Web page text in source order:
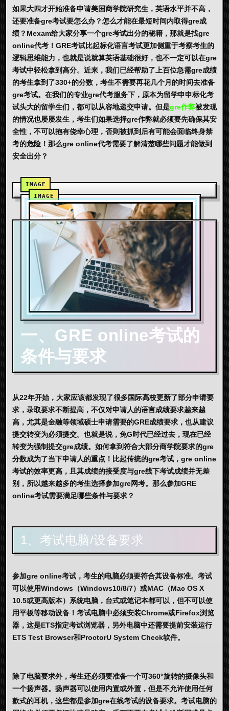
如果大四才开始准备申请美国商学院研究生，英语水平并不高，
还要准备gre考试要怎么办？怎么才能在最短时间内取得gre成
绩？Mexam给大家分享一个gre考试出分的秘籍，那就是找gre
online代考！GRE考试比起标化语言考试更加侧重于考察考生的
逻辑思维能力，也就是说就算英语基础很好，也不一定可以在gre
考试中轻松拿到高分。近来，我们已经帮助了上百位急需gre成绩
的考生拿到了330+的分数，考生不需要再花几个月的时间去准备
gre考试。在我们的专业gre代考服务下，原本为留学申申标化考
试头大的留学生们，都可以从容地递交申请。但是gre作弊被发现
的情况也屡屡发生，考生们如果选择gre作弊就必须要先确保其安
全性，不可以抱有侥幸心理，否则被抓到后有可能会面临终身禁
考的危险！那么gre online代考需要了解清楚哪些问题才能做到
安全出分？
一、GRE online考试的
条件与要求
从22年开始，大家应该都发现了很多国际高校更新了部分申请要
求，录取要求不断提高，不仅对申请人的语言成绩要求越来越
高，尤其是金融等领域硕士申请需要的GRE成绩要求，也从建议
提交转变为必须提交。也就是说，免G时代已经过去，现在已经
转变为强制提交gre成绩。如何拿到符合大部分商学院要求的gre
分数成为了当下申请人的重点！比起传统的gre考试，gre online
考试的效率更高，且其成绩的接受度与gre线下考试成绩并无差
别，所以越来越多的考生选择参加gre网考。那么参加GRE
online考试需要满足哪些条件与要求？
1、考试电脑/设备要求
参加gre online考试，考生的电脑必须要符合其设备标准。考试
可以使用Windows（Windows10/8/7）或MAC（Mac OS X
10.5或更高版本）系统电脑，台式或笔记本都可以，但不可以使
用平板等移动设备！考试电脑中必须安装Chrome或Firefox浏览
器，这是ETS指定考试浏览器，另外电脑中还需要提前安装运行
ETS Test Browser和ProctorU System Check软件。
除了电脑要求外，考生还必须要准备一个可360°旋转的摄像头和
一个扬声器。扬声器可以使用内置或外置，但是不允许使用任何
款式的耳机，这些都是参加gre在线考试的设备要求。考试电脑的